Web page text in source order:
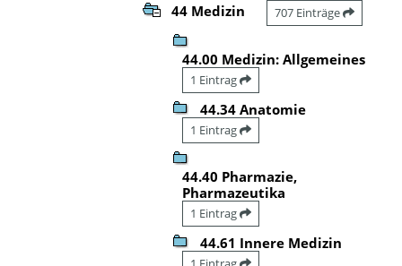
44 Medizin 707 Einträge
44.00 Medizin: Allgemeines
1 Eintrag
44.34 Anatomie
1 Eintrag
44.40 Pharmazie,
Pharmazeutika
1 Eintrag
44.61 Innere Medizin